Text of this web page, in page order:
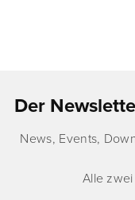
Der
News, Events,
Alle